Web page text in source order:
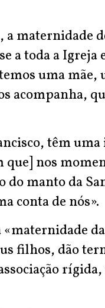
maternidade
a toda a Igreja
uma mãe,
acompanha,
têm
que] nos
manto da
conta de nós».
filhos, dão
rígida,